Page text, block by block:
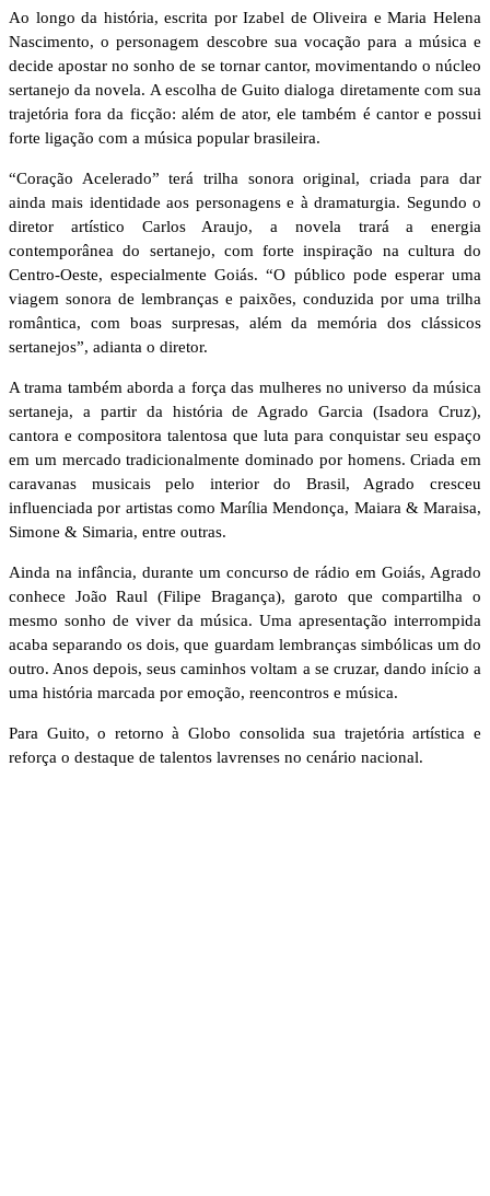
Ao longo da história, escrita por Izabel de Oliveira e Maria Helena
Nascimento, o personagem descobre sua vocação para a música e
decide apostar no sonho de se tornar cantor, movimentando o núcleo
sertanejo da novela. A escolha de Guito dialoga diretamente com sua
trajetória fora da ficção: além de ator, ele também é cantor e possui
forte ligação com a música popular brasileira.
“Coração Acelerado” terá trilha sonora original, criada para dar
ainda mais identidade aos personagens e à dramaturgia. Segundo o
diretor artístico Carlos Araujo, a novela trará a energia
contemporânea do sertanejo, com forte inspiração na cultura do
Centro-Oeste, especialmente Goiás. “O público pode esperar uma
viagem sonora de lembranças e paixões, conduzida por uma trilha
romântica, com boas surpresas, além da memória dos clássicos
sertanejos”, adianta o diretor.
A trama também aborda a força das mulheres no universo da música
sertaneja, a partir da história de Agrado Garcia (Isadora Cruz),
cantora e compositora talentosa que luta para conquistar seu espaço
em um mercado tradicionalmente dominado por homens. Criada em
caravanas musicais pelo interior do Brasil, Agrado cresceu
influenciada por artistas como Marília Mendonça, Maiara & Maraisa,
Simone & Simaria, entre outras.
Ainda na infância, durante um concurso de rádio em Goiás, Agrado
conhece João Raul (Filipe Bragança), garoto que compartilha o
mesmo sonho de viver da música. Uma apresentação interrompida
acaba separando os dois, que guardam lembranças simbólicas um do
outro. Anos depois, seus caminhos voltam a se cruzar, dando início a
uma história marcada por emoção, reencontros e música.
Para Guito, o retorno à Globo consolida sua trajetória artística e
reforça o destaque de talentos lavrenses no cenário nacional.